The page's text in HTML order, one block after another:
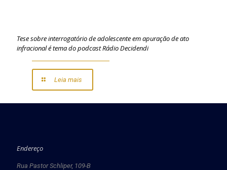
Tese sobre interrogatório de adolescente em apuração de ato
infracional é tema do podcast Rádio Decidendi
Leia mais
Endereço
Rua Pastor Schliper, 109-B